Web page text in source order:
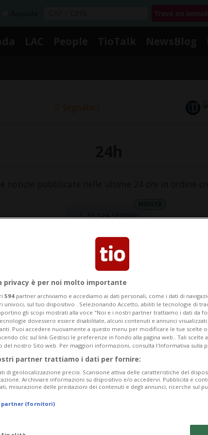
Segnalaci
FILTRA SEZIONI
1 ora 3
per l'economia
LOCARNO FILM FESTIVAL
L'industria
privacy è per noi molto importante
594 partner archiviamo e accediamo ai dati personali, come i dati di
univoci, sul tuo dispositivo . Selezionando Accetto, abiliti le tecnologie di
gli scopi mostrati alla voce "Noi e i nostri partner trattiamo i dati da
dovessero essere disabilitate, alcuni contenuti e annunci
Puoi accedere nuovamente a questo menu per modificare le tue scelte
clic sul link Gestisci le preferenze in fondo alla pagina web.. Tali scelte
del nostro Sito web. Per maggiori informazioni, consulta l'Informativa sulla
partner trattiamo i dati per fornire:
di geolocalizzazione precisi. Scansione attiva delle caratteristiche del
Archiviare informazioni su dispositivo e/o accedervi. Pubblicità e
misurazione delle prestazioni dei contenuti e degli annunci, ricerche sul
partner (fornitori)